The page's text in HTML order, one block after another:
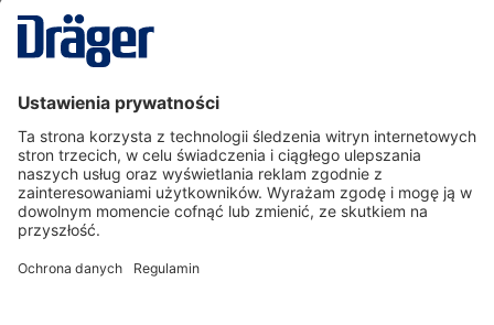
Serwisowa linia hotline
O nas
Korzystanie ze sklepu